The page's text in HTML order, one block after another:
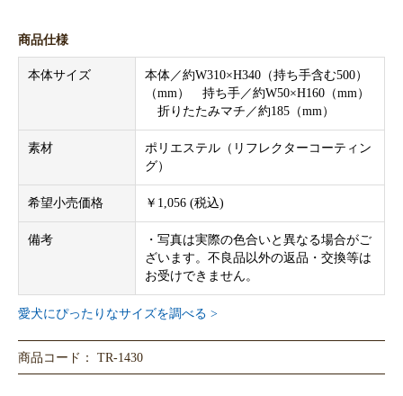
商品仕様
本体サイズ
本体／約W310×H340（持ち手含む500）
（mm） 持ち手／約W50×H160（mm）
折りたたみマチ／約185（mm）
素材
ポリエステル（リフレクターコーティン
グ）
希望小売価格 ￥1,056 (税込)
備考
・写真は実際の色合いと異なる場合がご
ざいます。不良品以外の返品・交換等は
お受けできません。
愛犬にぴったりなサイズを調べる >
商品コード： TR-1430